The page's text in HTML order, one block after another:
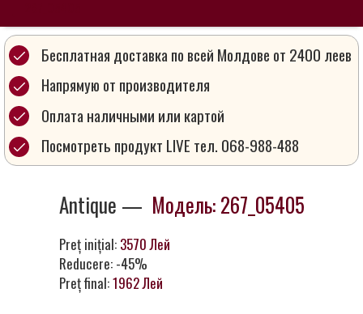
Наши
ковры
Магия
ковров
партнером
Бесплатная доставка по всей Молдове от 2400 леев
Напрямую от производителя
Оплата наличными или картой
Посмотреть продукт LIVE тел. 068-988-488
Antique — Модель: 267_05405
Preț inițial: 3570 Лей
Reducere: -45%
Preț final:1962 Лей